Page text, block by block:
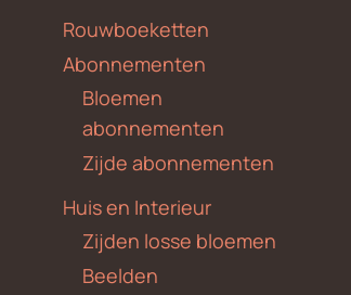
Rouwboeketten
Abonnementen
Bloemen
abonnementen
Zijde abonnementen
Huis en Interieur
Zijden losse bloemen
Beelden